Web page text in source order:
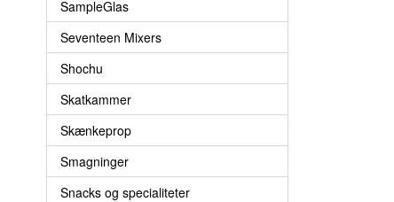
SampleGlas
Seventeen Mixers
Shochu
Skatkammer
Skænkeprop
Smagninger
Snacks og specialiteter